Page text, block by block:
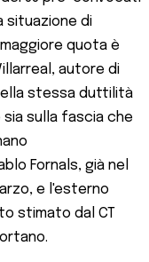
situazione di
quota è
autore di
stessa duttilità
sulla fascia che
Fornals, già nel
e l'esterno
stimato dal CT